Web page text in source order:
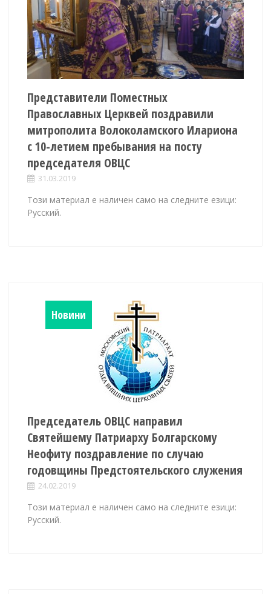
Представители Поместных
Православных Церквей поздравили
митрополита Волоколамского Илариона
с 10-летием пребывания на посту
председателя ОВЦС
31.03.2019
Този материал е наличен само на следните езици:
Русский.
Новини
Председатель ОВЦС направил
Святейшему Патриарху Болгарскому
Неофиту поздравление по случаю
годовщины Предстоятельского служения
24.02.2019
Този материал е наличен само на следните езици:
Русский.